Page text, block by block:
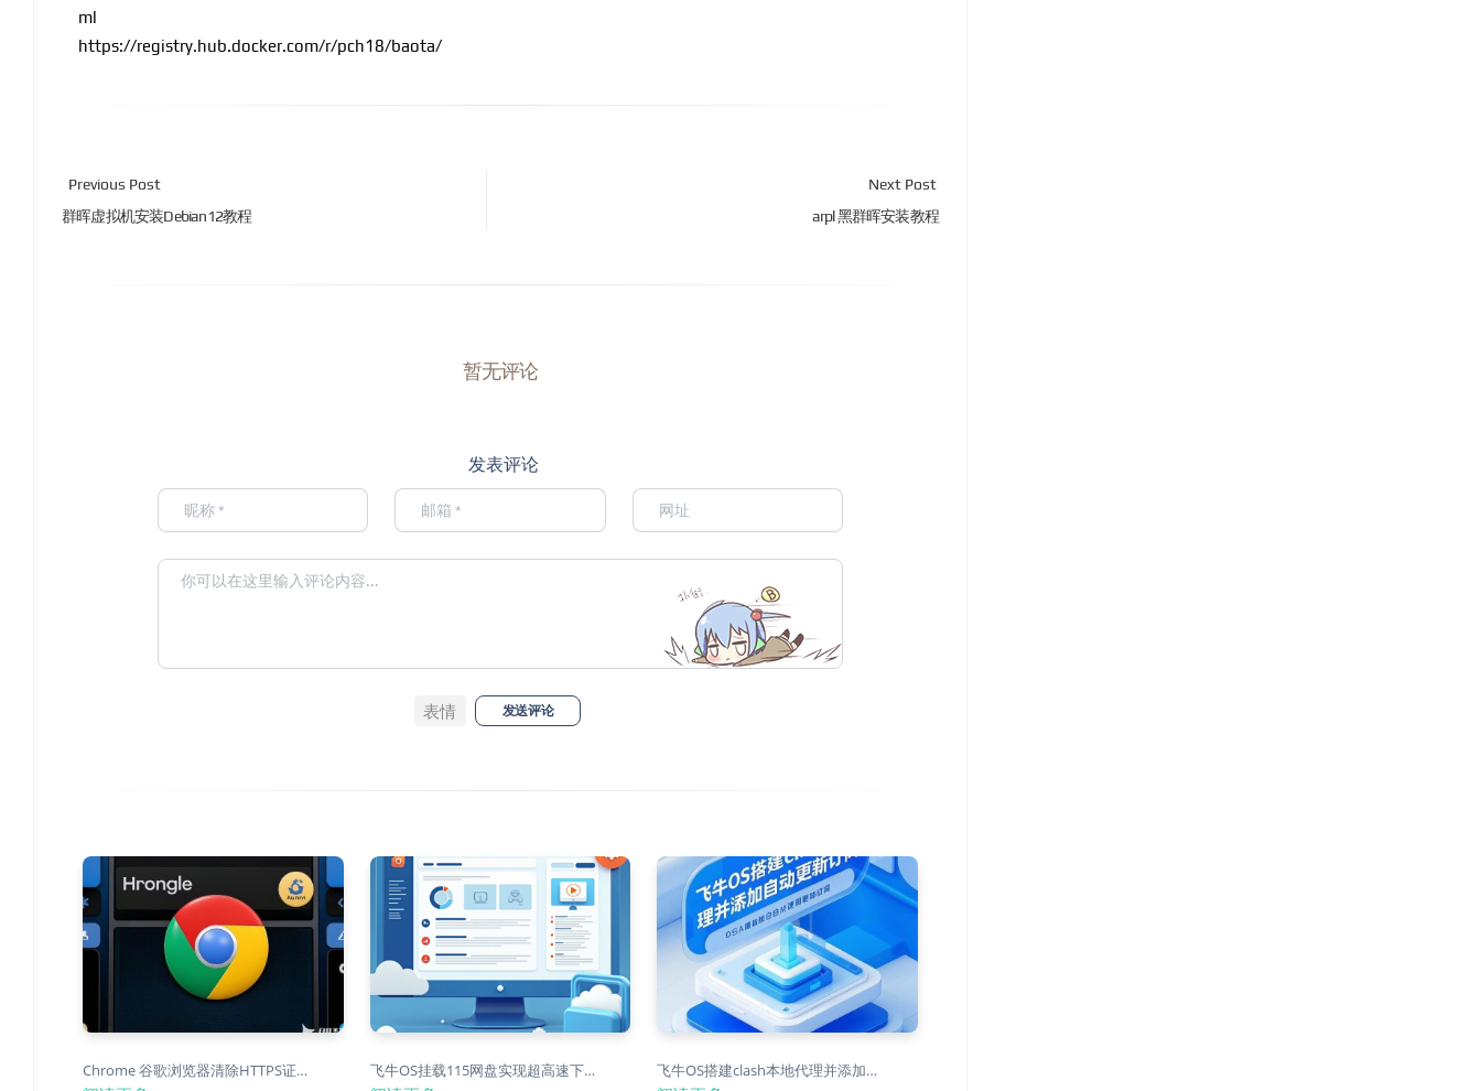
ml
https://registry.hub.docker.com/r/pch18/baota/
Previous Post
群晖虚拟机安装Debian12教程
Next Post
arpl 黑群晖安装教程
暂无评论
发表评论
表情 发送评论
Chrome 谷歌浏览器清除HTTPS证… 飞牛OS挂载115网盘实现超高速下… 飞牛OS搭建clash本地代理并添加…